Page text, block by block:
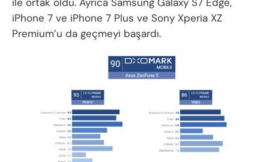
iPhone 7 ve iPhone 7 Plus ve Sony Xperia XZ
Premium’u da geçmeyi başardı.